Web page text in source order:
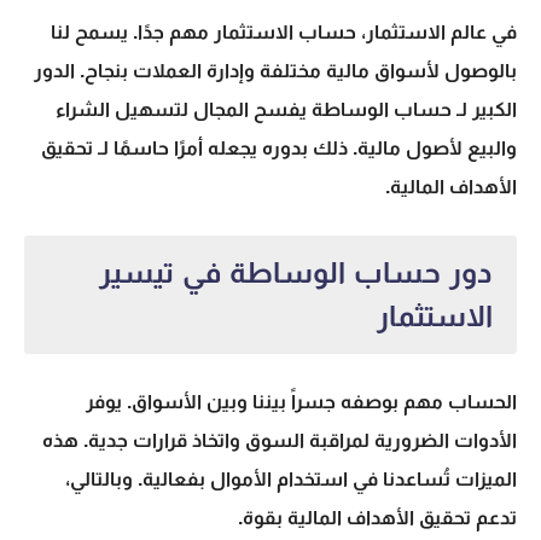
في عالم الاستثمار، حساب الاستثمار مهم جدًا. يسمح لنا
بالوصول لأسواق مالية مختلفة وإدارة العملات بنجاح. الدور
الكبير لـ حساب الوساطة يفسح المجال لتسهيل الشراء
والبيع لأصول مالية. ذلك بدوره يجعله أمرًا حاسمًا لـ تحقيق
الأهداف المالية.
دور حساب الوساطة في تيسير
الاستثمار
الحساب مهم بوصفه جسراً بيننا وبين الأسواق. يوفر
الأدوات الضرورية لمراقبة السوق واتخاذ قرارات جدية. هذه
الميزات تُساعدنا في استخدام الأموال بفعالية. وبالتالي،
تدعم تحقيق الأهداف المالية بقوة.